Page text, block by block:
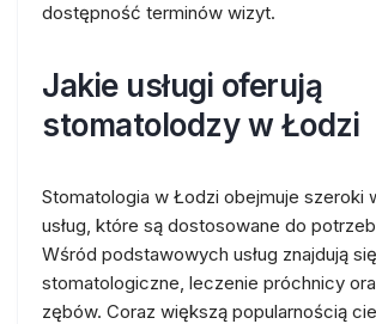
dostępność terminów wizyt.
Jakie usługi oferują
stomatolodzy w Łodzi
Stomatologia w Łodzi obejmuje szeroki
usług, które są dostosowane do
Wśród podstawowych usług znajdują
stomatologiczne, leczenie próchnicy
zębów. Coraz większą popularnością